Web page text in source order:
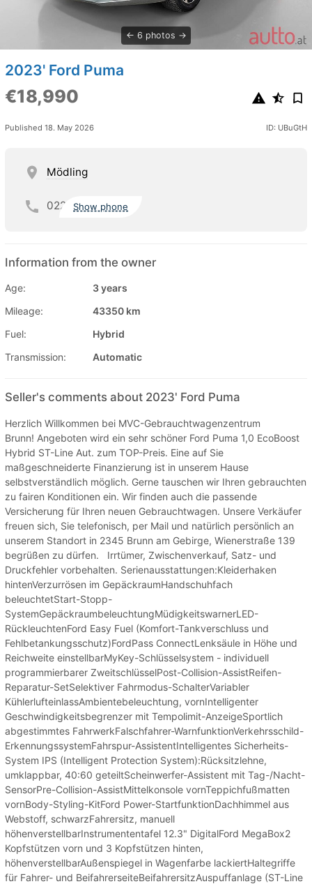
6 photos
2023' Ford Puma
€18,990
Published 18. May 2026 ID: UBuGtH
Mödling
022 Show phone
Information from the owner
Age:
3 years
Mileage:
43350 km
Fuel:
Hybrid
Transmission:
Automatic
Seller's comments about 2023' Ford Puma
Herzlich Willkommen bei MVC-Gebrauchtwagenzentrum
Brunn! Angeboten wird ein sehr schöner Ford Puma 1,0 EcoBoost
Hybrid ST-Line Aut. zum TOP-Preis. Eine auf Sie
maßgeschneiderte Finanzierung ist in unserem Hause
selbstverständlich möglich. Gerne tauschen wir Ihren gebrauchten
zu fairen Konditionen ein. Wir finden auch die passende
Versicherung für Ihren neuen Gebrauchtwagen. Unsere Verkäufer
freuen sich, Sie telefonisch, per Mail und natürlich persönlich an
unserem Standort in 2345 Brunn am Gebirge, Wienerstraße 139
begrüßen zu dürfen. Irrtümer, Zwischenverkauf, Satz- und
Druckfehler vorbehalten. Serienausstattungen:Kleiderhaken
hintenVerzurrösen im GepäckraumHandschuhfach
beleuchtetStart-Stopp-
SystemGepäckraumbeleuchtungMüdigkeitswarnerLED-
RückleuchtenFord Easy Fuel (Komfort-Tankverschluss und
Fehlbetankungsschutz)FordPass ConnectLenksäule in Höhe und
Reichweite einstellbarMyKey-Schlüsselsystem - individuell
programmierbarer ZweitschlüsselPost-Collision-AssistReifen-
Reparatur-SetSelektiver Fahrmodus-SchalterVariabler
KühlerlufteinlassAmbientebeleuchtung, vornIntelligenter
Geschwindigkeitsbegrenzer mit Tempolimit-AnzeigeSportlich
abgestimmtes FahrwerkFalschfahrer-WarnfunktionVerkehrsschild-
ErkennungssystemFahrspur-AssistentIntelligentes Sicherheits-
System IPS (Intelligent Protection System):Rücksitzlehne,
umklappbar, 40:60 geteiltScheinwerfer-Assistent mit Tag-/Nacht-
SensorPre-Collision-AssistMittelkonsole vornTeppichfußmatten
vornBody-Styling-KitFord Power-StartfunktionDachhimmel aus
Webstoff, schwarzFahrersitz, manuell
höhenverstellbarInstrumententafel 12.3" DigitalFord MegaBox2
Kopfstützen vorn und 3 Kopfstützen hinten,
höhenverstellbarAußenspiegel in Wagenfarbe lackiertHaltegriffe
für Fahrer- und BeifahrerseiteBeifahrersitzAuspuffanlage (ST-Line